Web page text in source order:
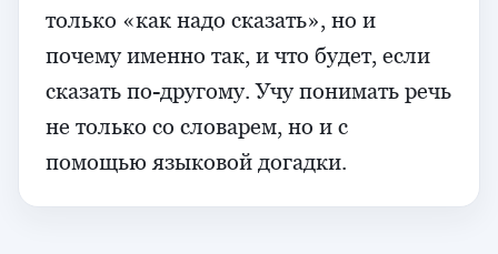
только «как надо сказать», но и
почему именно так, и что будет, если
сказать по-другому. Учу понимать речь
не только со словарем, но и с
помощью языковой догадки.